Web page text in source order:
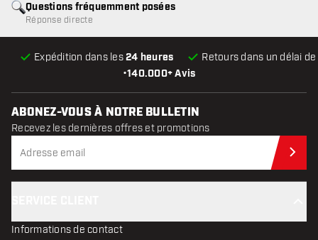
•140.000+ Avis
Expédition dans les24 heures Retours dans un délai de
Questions fréquemment posées
Réponse directe
ABONEZ-VOUS À NOTRE BULLETIN
Recevez les dernières offres et promotions
Informations de contact